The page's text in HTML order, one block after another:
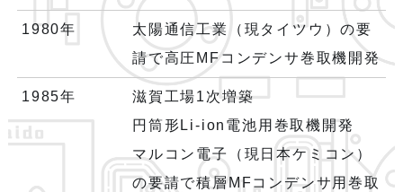
1980年
太陽通信工業（現タイツウ）の要
請で高圧MFコンデンサ巻取機開発
1985年
滋賀工場1次増築
円筒形Li-ion電池用巻取機開発
マルコン電子（現日本ケミコン）
の要請で積層MFコンデンサ用巻取